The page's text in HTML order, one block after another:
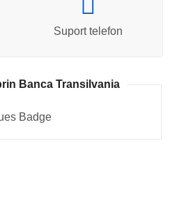
Suport telefon
Banca Transilvania